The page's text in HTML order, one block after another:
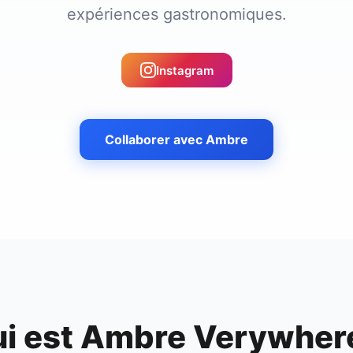
expériences gastronomiques.
Instagram
Collaborer avec Ambre
est Ambre